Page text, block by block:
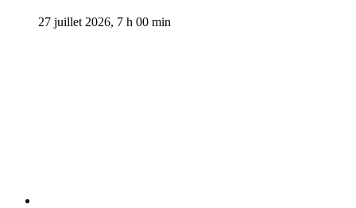
27 juillet 2026, 7 h 00 min